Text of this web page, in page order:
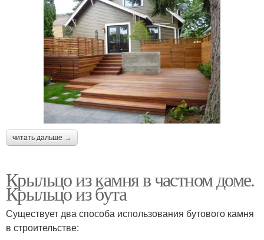
читать дальше →
Крыльцо из камня в частном доме.
Крыльцо из бута
Существует два способа использования бутового камня
в строительстве: